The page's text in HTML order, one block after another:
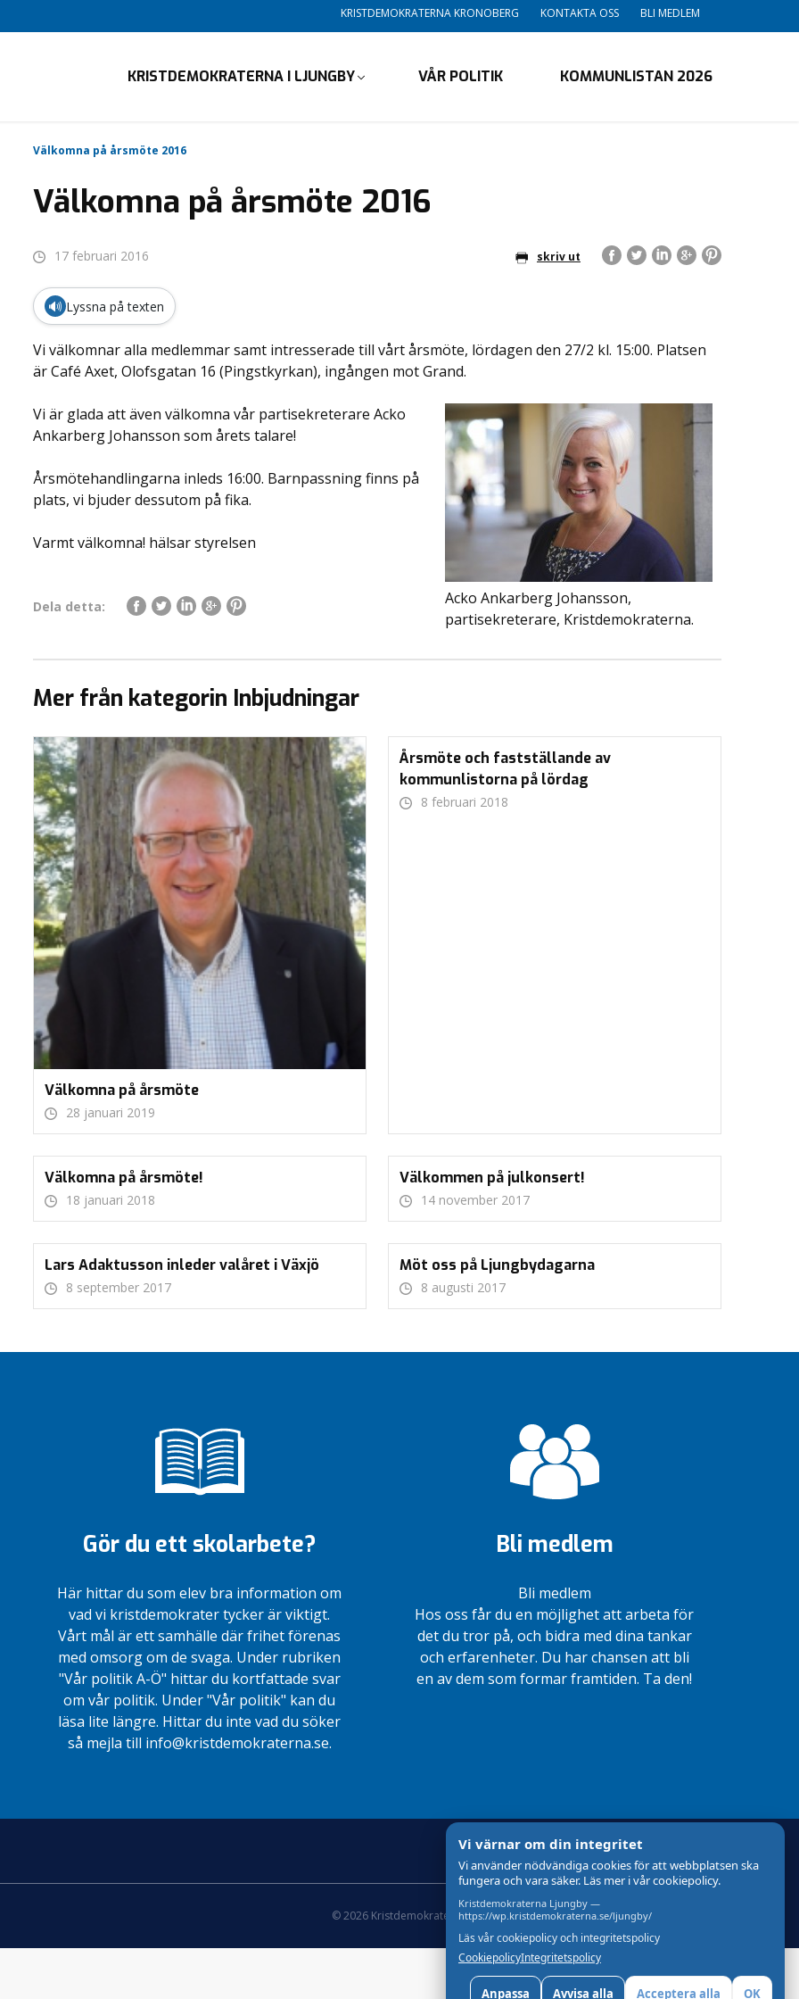
KRISTDEMOKRATERNA KRONOBERG KONTAKTA OSS BLI MEDLEM
KRISTDEMOKRATERNA I LJUNGBY VÅR POLITIK KOMMUNLISTAN 2026
Välkomna på årsmöte 2016
Välkomna på årsmöte 2016
17 februari 2016 skriv ut
🔊 Lyssna på texten
Vi välkomnar alla medlemmar samt intresserade till vårt årsmöte, lördagen den 27/2 kl. 15:00. Platsen
är Café Axet, Olofsgatan 16 (Pingstkyrkan), ingången mot Grand.
Acko Ankarberg Johansson,
partisekreterare, Kristdemokraterna.
Vi är glada att även välkomna vår partisekreterare Acko
Ankarberg Johansson som årets talare!
Årsmötehandlingarna inleds 16:00. Barnpassning finns på
plats, vi bjuder dessutom på fika.
Varmt välkomna! hälsar styrelsen
Dela detta:
Mer från kategorin Inbjudningar
Välkomna på årsmöte
28 januari 2019
Årsmöte och fastställande av
kommunlistorna på lördag
8 februari 2018
Välkomna på årsmöte!
18 januari 2018
Välkommen på julkonsert!
14 november 2017
Lars Adaktusson inleder valåret i Växjö
8 september 2017
Möt oss på Ljungbydagarna
8 augusti 2017
Gör du ett skolarbete?
Här hittar du som elev bra information om
vad vi kristdemokrater tycker är viktigt.
Vårt mål är ett samhälle där frihet förenas
med omsorg om de svaga. Under rubriken
"Vår politik A-Ö" hittar du kortfattade svar
om vår politik. Under "Vår politik" kan du
läsa lite längre. Hittar du inte vad du söker
så mejla till info@kristdemokraterna.se.
Bli medlem
Bli medlem
Hos oss får du en möjlighet att arbeta för
det du tror på, och bidra med dina tankar
och erfarenheter. Du har chansen att bli
en av dem som formar framtiden. Ta den!
© 2026 Kristdemokraterna Om Cookies Skapad med av wasabiweb
Vi värnar om din integritet
Vi använder nödvändiga cookies för att webbplatsen ska
fungera och vara säker. Läs mer i vår cookiepolicy.
Kristdemokraterna Ljungby —
https://wp.kristdemokraterna.se/ljungby/
Läs vår cookiepolicy och integritetspolicy
CookiepolicyIntegritetspolicy
Anpassa Avvisa alla Acceptera alla OK